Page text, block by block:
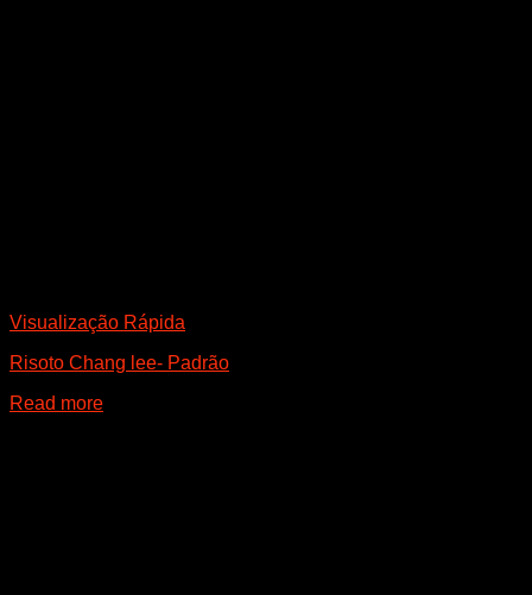
Visualização Rápida
Risoto Chang lee- Padrão
Read more